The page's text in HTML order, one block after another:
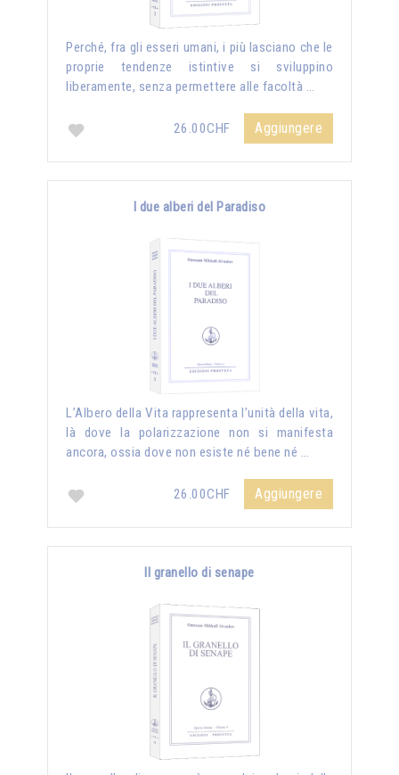
Perché, fra gli esseri umani, i più lasciano che le
proprie tendenze istintive si sviluppino
liberamente, senza permettere alle facoltà …
26.00CHF Aggiungere
I due alberi del Paradiso
L’Albero della Vita rappresenta l’unità della vita,
là dove la polarizzazione non si manifesta
ancora, ossia dove non esiste né bene né …
26.00CHF Aggiungere
Il granello di senape